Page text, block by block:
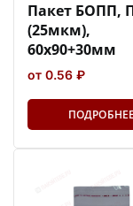
Пакет БОПП,
(25мкм),
60х90+30мм
от 0.56 ₽
ПОДРОБНЕЕ